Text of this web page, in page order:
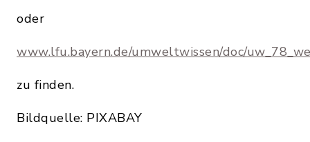
oder
www.lfu.bayern.de/umweltwissen/doc/
zu finden.
Bildquelle: PIXABAY